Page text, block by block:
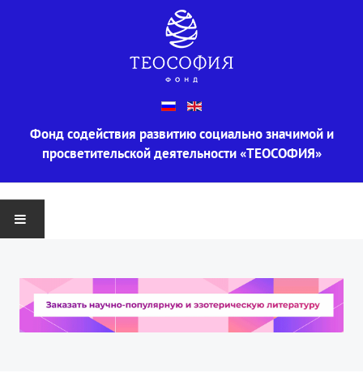
Фонд содействия развитию социально значимой и
просветительской деятельности «ТЕОСОФИЯ»
О ФОНДЕ
Информация